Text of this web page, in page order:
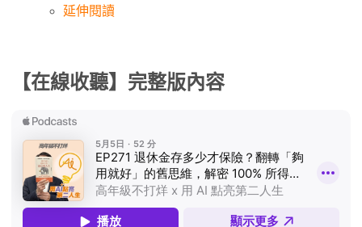
延伸閱讀
【在線收聽】完整版內容